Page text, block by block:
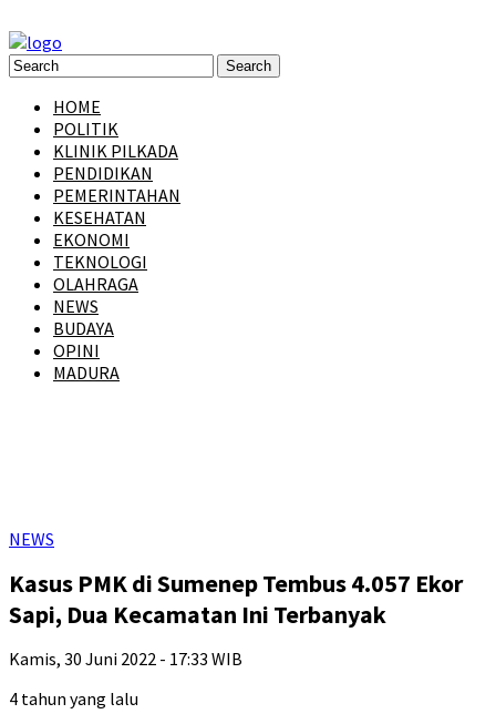
HOME
POLITIK
KLINIK PILKADA
PENDIDIKAN
PEMERINTAHAN
KESEHATAN
EKONOMI
TEKNOLOGI
OLAHRAGA
NEWS
BUDAYA
OPINI
MADURA
NEWS
Kasus PMK di Sumenep Tembus 4.057 Ekor
Sapi, Dua Kecamatan Ini Terbanyak
Kamis, 30 Juni 2022 - 17:33 WIB
4 tahun yang lalu